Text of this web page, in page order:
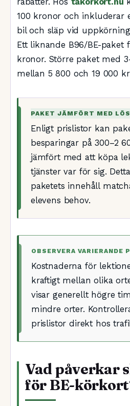
100 kronor och inkluderar
bil och släp vid
Ett liknande B96/BE-paket
kronor. Större paket med
mellan 5 800 och 19 000
PAKET JÄMFÖRT MED
Enligt prislistor kan
besparingar på 300–2
jämfört med att köpa
tjänster var för sig.
paketets innehåll
elevens behov.
OBSERVERA VARIERANDE
Kostnaderna för
kraftigt mellan olika
visar generellt högre
mindre orter.
prislistor direkt hos
Vad påverkar
för BE-